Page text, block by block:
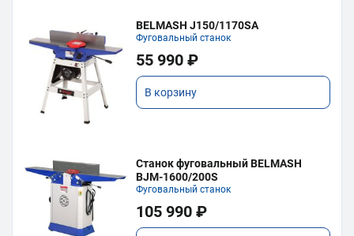
BELMASH J150/1170SA
Фуговальный станок
55 990 ₽
В корзину
Станок фуговальный BELMASH
BJM-1600/200S
Фуговальный станок
105 990 ₽